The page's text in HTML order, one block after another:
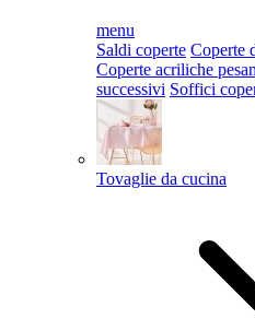
menu
Saldi coperte Coperte
Coperte acriliche
successivi Soffici
Tovaglie da cucina